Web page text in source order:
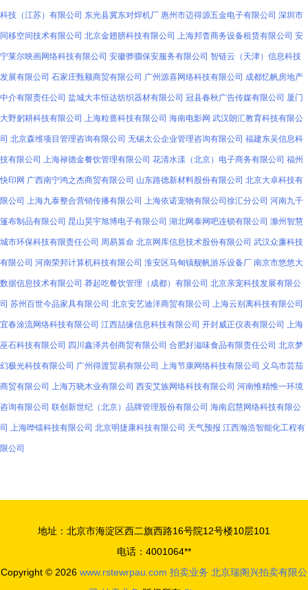
科技（江苏）有限公司 东光县冀东对焊机厂 惠州市迈得源五金电子有限公司 深圳市
同移空间技术有限公司 北京金翅膀科技有限公司 上海邦杳商务设备租赁有限公司 安
宁莱尔映画网络科技有限公司 安徽骅骝保安服务有限公司 智链云（天津）信息科技
发展有限公司 石家庄甄额商贸有限公司 广州源喜网络科技有限公司 成都忆帆房地产
中介有限责任公司 盐城大丰恒达纺织器材有限公司 冠县春秋广告传媒有限公司 厦门
大野躬耕科技有限公司 上海粒蔷科技有限公司 海南电影网 武汉朗汇教育科技有限公
司 北京森维项目管理咨询有限公司 无锡太公企业管理咨询有限公司 福建东吴信息科
技有限公司 上海禄德金餐饮管理有限公司 花清水漾（北京）电子商务有限公司 福州
快印网 广西南宁鸿之杰商贸有限公司 山东路德新材料股份有限公司 北京大卓科技有
限公司 上海九泰整合营销传播有限公司 上海依诺宠物有限公司徐汇分公司 河南九千
篷布制品有限公司 昆山昊宇旭博电子有限公司 湖北网泰网吧连锁有限公司 滁州智慧
城市环保科技有限责任公司 周易算命 北京网库信息技术股份有限公司 武汉众廉科技
有限公司 河南荣邦计算机科技有限公司 淮安区马甸镇舰帆游乐设备厂 南京市悠悠大
数据信息技术有限公司 莽起吃餐饮管理（成都）有限公司 北京亲宠科技发展有限公
司 苏州百世今品家具有限公司 北京安艺迪洋商贸有限公司 上海云别离科技有限公司
宜春涂流网络科技有限公司 江西喆缘信息科技有限公司 开封威正仪表有限公司 上海
巫石科技有限公司 四川鑫泽共创商贸有限公司 合肥好滋味食品有限责任公司 北京梦
幻极光科技有限公司 广州得渡贸易有限公司 上海节康网络科技有限公司 义乌市芸茄
商贸有限公司 上海万晓木业有限公司 西安艾族网络科技有限公司 河南惟精惟一环境
咨询有限公司 联创新世纪（北京）品牌管理股份有限公司 海南启慧网络科技有限公
司 上海哗镭科技有限公司 北京明捷康科技有限公司 天气预报 江西瀚浩智能化工程有
限公司
地址：北京市海淀区西二旗西路16号院12号楼10层101
电话：4001064**
Copyright © 2026 www.rstewrpau.com 拍卖业务 北京瑞阁兴拍卖有限公